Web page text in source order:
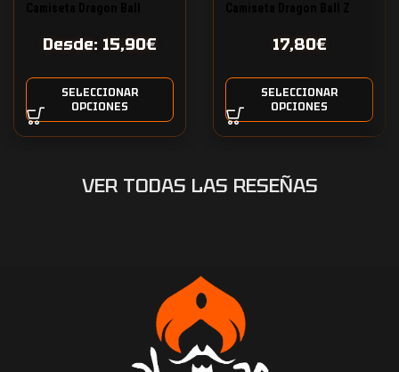
Desde: 15,90€
SELECCIONAR
OPCIONES
17,80€
SELECCIONAR
OPCIONES
VER TODAS LAS RESEÑAS